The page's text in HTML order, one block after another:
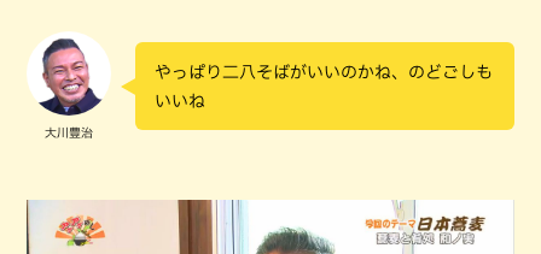
大川豊治
やっぱり二八そばがいいのかね、のどごしも
いいね